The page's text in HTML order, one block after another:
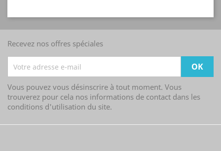
Recevez nos offres spéciales
Vous pouvez vous désinscrire à tout moment. Vous
trouverez pour cela nos informations de contact dans les
conditions d'utilisation du site.